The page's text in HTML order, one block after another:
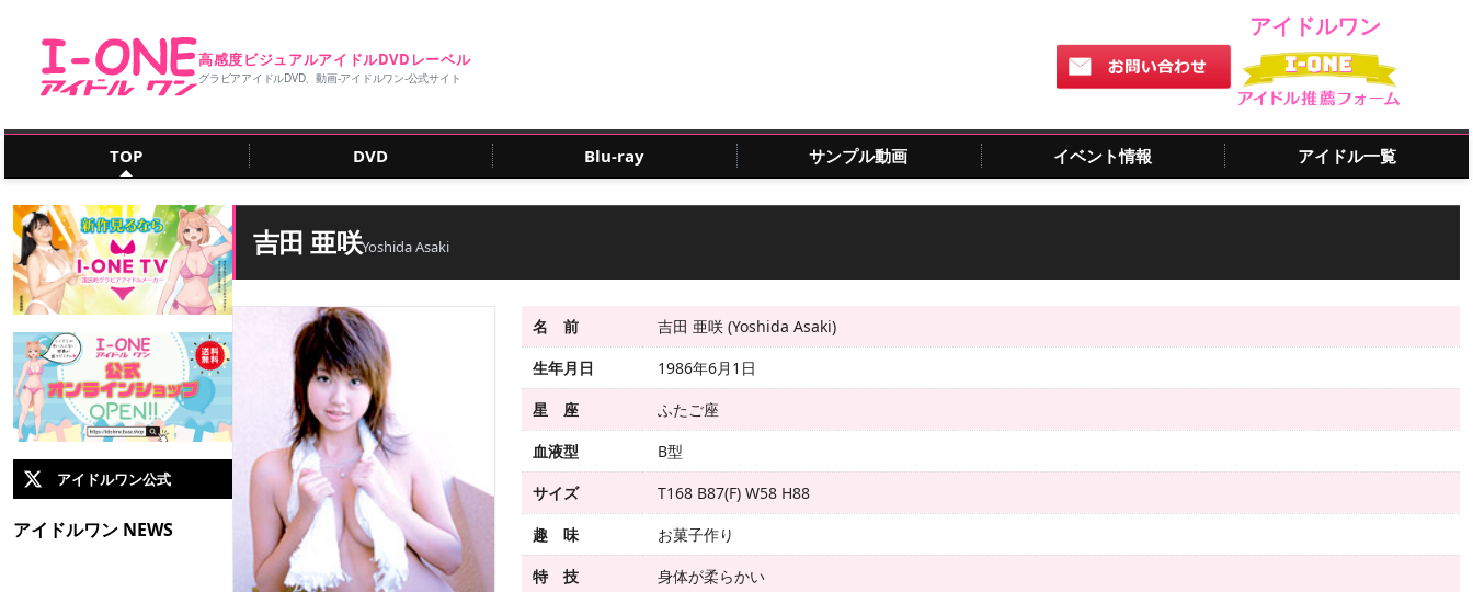
高感度ビジュアルアイドルDVDレーベル
グラビアアイドルDVD、動画‐アイドルワン‐公式サイト
アイドルワン
TOP DVD Blu-ray サンプル動画 イベント情報 アイドル一覧
アイドルワン公式
アイドルワン NEWS
吉田 亜咲Yoshida Asaki
名 前
吉田 亜咲 (Yoshida Asaki)
生年月日
1986年6月1日
星 座
ふたご座
血液型
B型
サイズ
T168 B87(F) W58 H88
趣 味
お菓子作り
特 技
身体が柔らかい